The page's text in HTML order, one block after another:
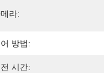
라:
방법:
시간: